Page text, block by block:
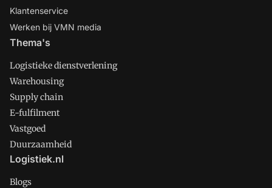
Klantenservice
Werken bij VMN media
Thema's
Logistieke dienstverlening
Warehousing
Supply chain
E-fulfilment
Vastgoed
Duurzaamheid
Logistiek.nl
Blogs